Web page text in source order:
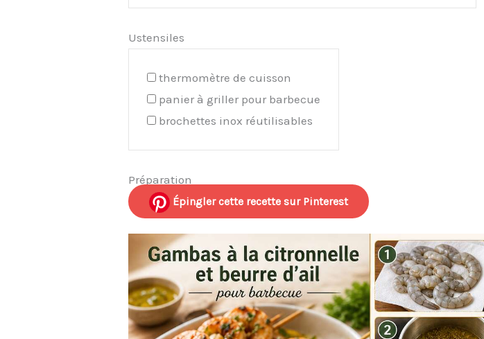
Ustensiles
thermomètre de cuisson
panier à griller pour barbecue
brochettes inox réutilisables
Préparation
Épingler cette recette sur Pinterest